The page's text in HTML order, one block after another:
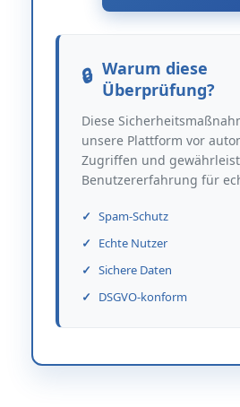
Warum diese
Überprüfung?
Diese
unsere Plattform vor
Zugriffen und
Benutzererfahrung für
Spam-Schutz
Echte Nutzer
Sichere Daten
DSGVO-konform